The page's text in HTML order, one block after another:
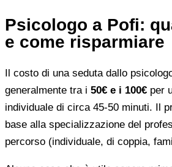
Psicologo a Pofi:
e come risparmiare
Il costo di una seduta dallo
generalmente tra i 50€ e i 100€ per
individuale di circa 45-50 minuti. Il
base alla specializzazione del
percorso (individuale, di coppia,